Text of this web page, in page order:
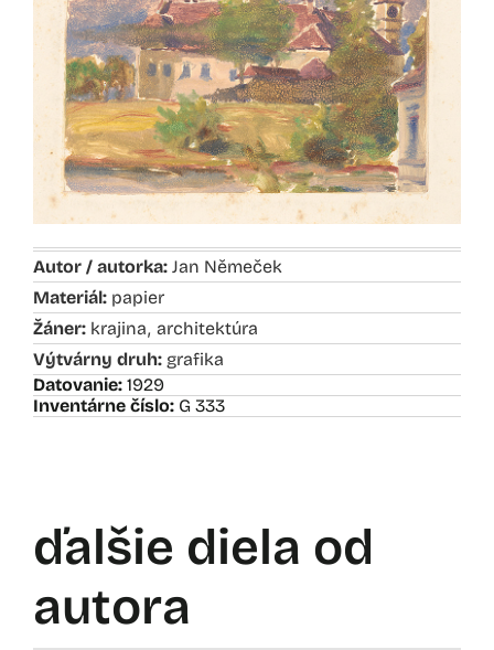
Autor / autorka: Jan Němeček
Materiál: papier
Žáner: krajina, architektúra
Výtvárny druh: grafika
Datovanie: 1929
Inventárne číslo: G 333
ďalšie diela od
autora